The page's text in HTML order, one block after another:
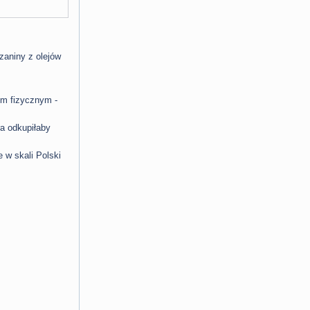
z olejów
fizycznym -
odkupiłaby
w skali Polski